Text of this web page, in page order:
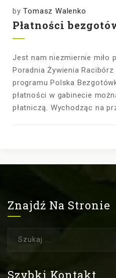
byTomasz Walenko
Płatności
Jest nam niezmiernie miło
Poradnia Żywienia Racibórz
programu Polska
płatności w gabinecie
płatniczą. Wychodząc na
Znajdź Na Stronie
Szybki Kontakt